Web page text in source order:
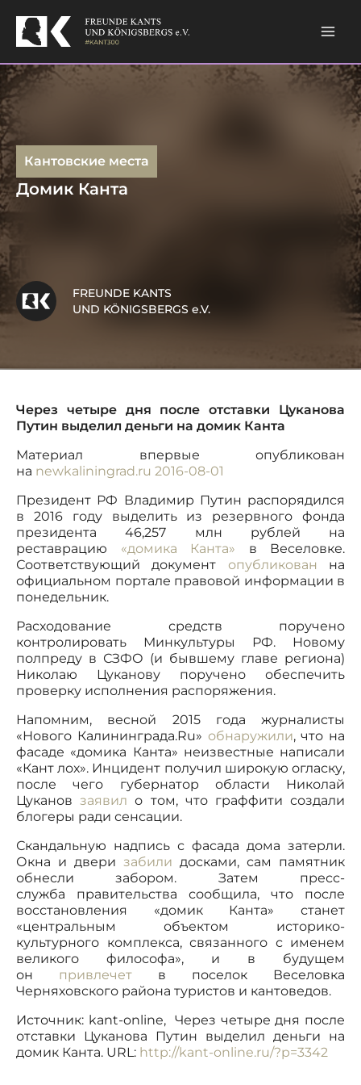
content
Кантовские места
Домик Канта
FREUNDE KANTS
UND KÖNIGSBERGS e.V.
Через четыре дня после отставки Цуканова
Путин выделил деньги на домик Канта
Материал впервые опубликован
на newkaliningrad.ru 2016-08-01
Президент РФ Владимир Путин распорядился
в 2016 году выделить из резервного фонда
президента 46,257 млн рублей на
реставрацию «домика Канта» в Веселовке.
Соответствующий документ опубликован на
официальном портале правовой информации в
понедельник.
Расходование средств поручено
контролировать Минкультуры РФ. Новому
полпреду в СЗФО (и бывшему главе региона)
Николаю Цуканову поручено обеспечить
проверку исполнения распоряжения.
Напомним, весной 2015 года журналисты
«Нового Калининграда.Ru» обнаружили, что на
фасаде «домика Канта» неизвестные написали
«Кант лох». Инцидент получил широкую огласку,
после чего губернатор области Николай
Цукановзаявил о том, что граффити создали
блогеры ради сенсации.
Скандальную надпись с фасада дома затерли.
Окна и двери забили досками, сам памятник
обнесли забором. Затем пресс-
служба правительства сообщила, что после
восстановления «домик Канта» станет
«центральным объектом историко-
культурного комплекса, связанного с именем
великого философа», и в будущем
он привлечет в поселок Веселовка
Черняховского района туристов и кантоведов.
Источник: kant-online, Через четыре дня после
отставки Цуканова Путин выделил деньги на
домик Канта. URL: http://kant-online.ru/?p=3342